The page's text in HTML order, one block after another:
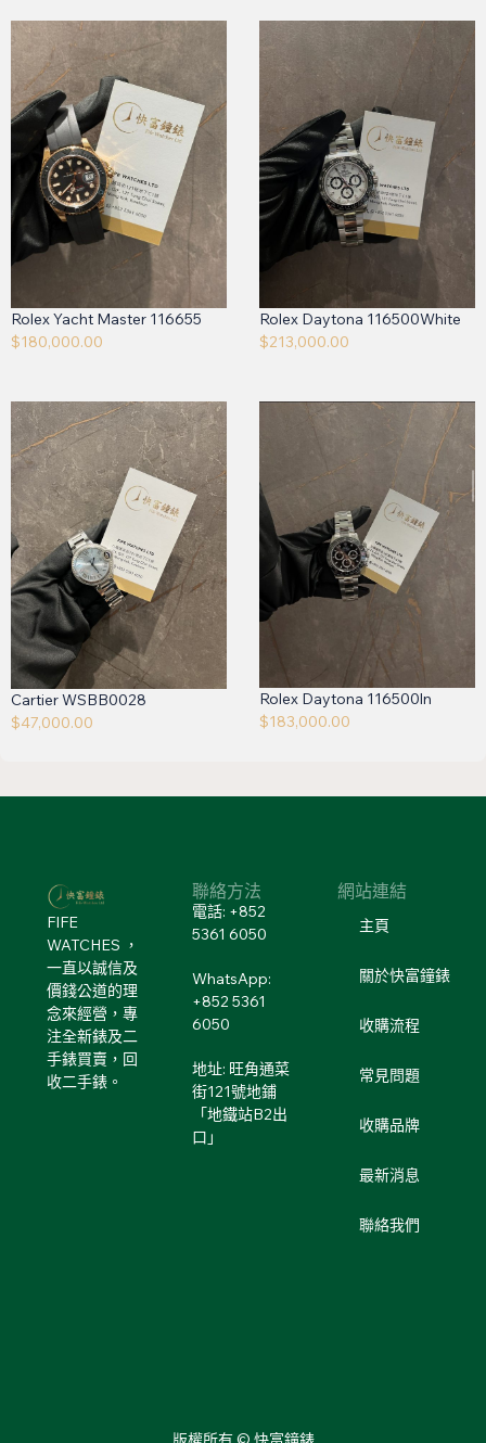
Rolex Yacht Master 116655
$180,000.00
Rolex Daytona 116500White
$213,000.00
Cartier WSBB0028
$47,000.00
Rolex Daytona 116500ln
$183,000.00
FIFE
WATCHES ，
一直以誠信及
價錢公道的理
念來經營，專
注全新錶及二
手錶買賣，回
收二手錶。
聯絡方法
電話: +852
5361 6050
WhatsApp:
+852 5361
6050
地址: 旺角通菜
街121號地鋪
「地鐵站B2出
口」
網站連結
主頁
關於快富鐘錶
收購流程
常見問題
收購品牌
最新消息
聯絡我們